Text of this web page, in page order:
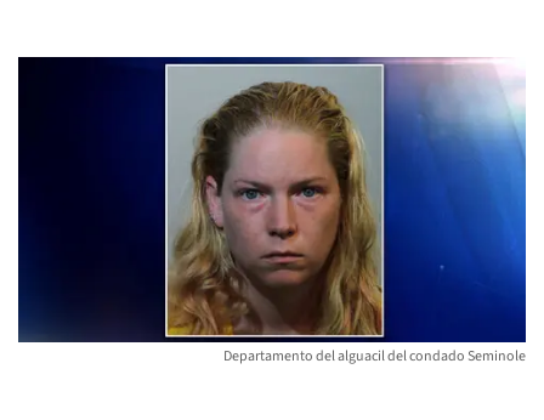
Departamento del alguacil del condado Seminole